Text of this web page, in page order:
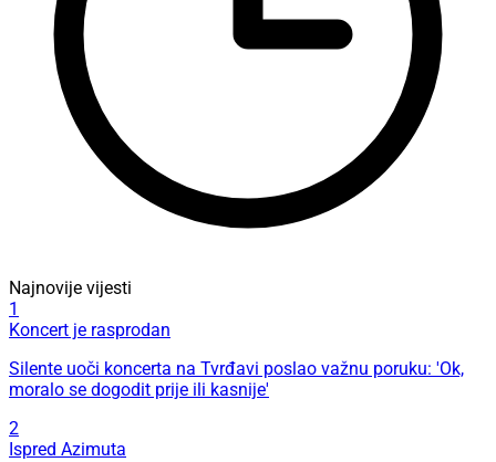
Najnovije vijesti
1
Koncert je rasprodan
Silente uoči koncerta na Tvrđavi poslao važnu poruku: 'Ok,
moralo se dogodit prije ili kasnije'
2
Ispred Azimuta